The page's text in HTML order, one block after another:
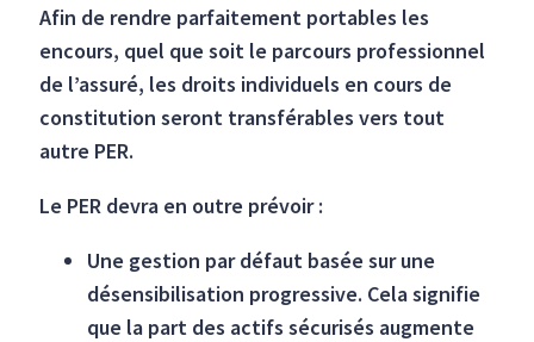
Afin de rendre parfaitement portables les
encours, quel que soit le parcours professionnel
de l’assuré, les droits individuels en cours de
constitution seront transférables vers tout
autre PER.
Le PER devra en outre prévoir :
Une gestion par défaut basée sur une
désensibilisation progressive. Cela signifie
que la part des actifs sécurisés augmente